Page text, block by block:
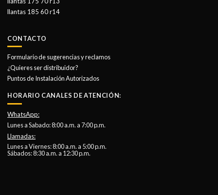
llantas 185 60 r14
CONTACTO
Formulario de sugerencias y reclamos
¿Quieres ser distribuidor?
Puntos de Instalación Autorizados
HORARIO CANALES DE ATENCIÓN:
WhatsApp:
Lunes a Sabado: 8:00 a.m. a 7:00 p.m.
Llamadas:
Lunes a Viernes: 8:00 a.m. a 5:00 p.m.
Sábados: 8:30 a.m. a 12:30 p.m.